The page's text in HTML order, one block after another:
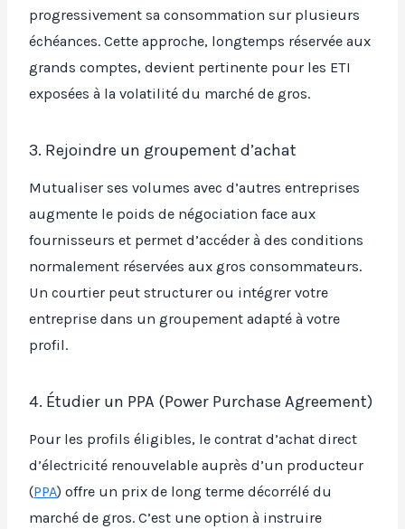
progressivement sa consommation sur plusieurs
échéances. Cette approche, longtemps réservée aux
grands comptes, devient pertinente pour les ETI
exposées à la volatilité du marché de gros.
3. Rejoindre un groupement d’achat
Mutualiser ses volumes avec d’autres entreprises
augmente le poids de négociation face aux
fournisseurs et permet d’accéder à des conditions
normalement réservées aux gros consommateurs.
Un courtier peut structurer ou intégrer votre
entreprise dans un groupement adapté à votre
profil.
4. Étudier un PPA (Power Purchase Agreement)
Pour les profils éligibles, le contrat d’achat direct
d’électricité renouvelable auprès d’un producteur
(PPA) offre un prix de long terme décorrélé du
marché de gros. C’est une option à instruire